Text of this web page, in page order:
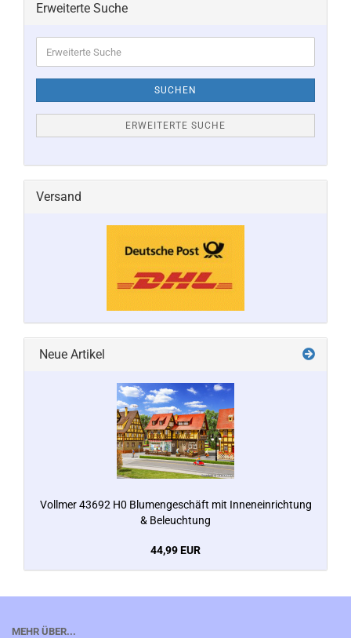
Erweiterte Suche
Suche
SUCHEN
ERWEITERTE SUCHE
Versand
Neue Artikel
Vollmer 43692 H0 Blumengeschäft mit Inneneinrichtung
& Beleuchtung
44,99 EUR
MEHR ÜBER...